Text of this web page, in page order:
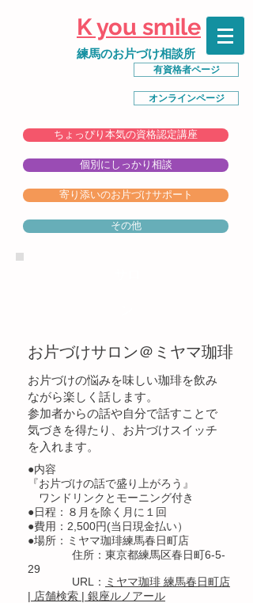
K you smile
練馬のお片づけ相談所
有資格者ページ
オンラインページ
ちょっぴり本気の資格認定講座
個別にしっかり相談
寄り添いのお片づけサポート
その他
​お片づけサロン＠ミヤマ珈琲
お片づけの悩みを味しい珈琲を飲み
ながら楽しく話します。
参加者からの話や自分で話すことで
気づきを得たり、お片づけスイッチ
を入れます。​
●内容
『お片づけの話で盛り上がろう』
ワンドリンクとモーニング付き
●日程：８月を除く月に１回
●費用：2,500円(当日現金払い）
●場所：ミヤマ珈琲練馬春日町店
住所：東京都練馬区春日町6-5-
29
​ URL： ミヤマ珈琲 練馬春日町店
| 店舗検索 | 銀座ルノアール